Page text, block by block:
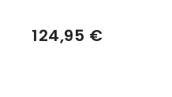
124,95 €